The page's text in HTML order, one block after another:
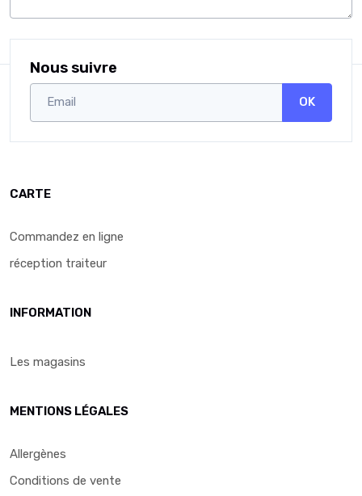
Nous suivre
OK
CARTE
Commandez en ligne
réception traiteur
INFORMATION
Les magasins
MENTIONS LÉGALES
Allergènes
Conditions de vente